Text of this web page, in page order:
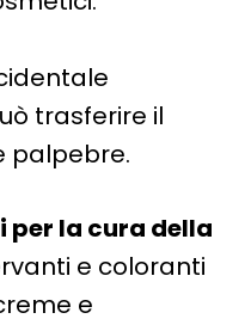
trasferire il
palpebre.
la cura della
e coloranti
e